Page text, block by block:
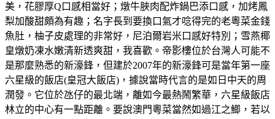
美，花膠厚Q口感相當好；燉牛脥肉配炸鍋巴添口感，加烤鳳
梨加酸甜頗為有趣；名字長到要換口氣才唸得完的老粵菜金錢
魚肚，柚子皮處理的非常好，尼泊爾岩米口感好特別；雪燕椰
皇燉奶凍水嫩清新透爽甜，我喜歡。帝影樓位於台灣人可能不
是那麼熟悉的新濠鋒，但建於2007年的新濠鋒可是當年第一座
六星級的飯店(皇冠大飯店)，據說當時代言的是如日中天的周
潤發。它位於氹仔的最北端，離如今最熱鬧繁華，六星級飯店
林立的中心有一點距離。要說澳門粵菜當然如過江之鯽，若以